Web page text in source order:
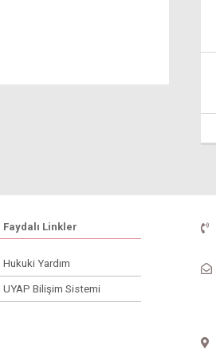
Faydalı Linkler
Hukuki Yardım
UYAP Bilişim Sistemi